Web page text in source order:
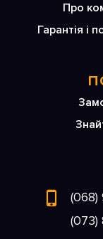
Про
Гарантія і
(068)
(073)